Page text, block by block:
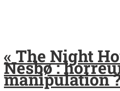
« The Night
Nesbø :
manipulation